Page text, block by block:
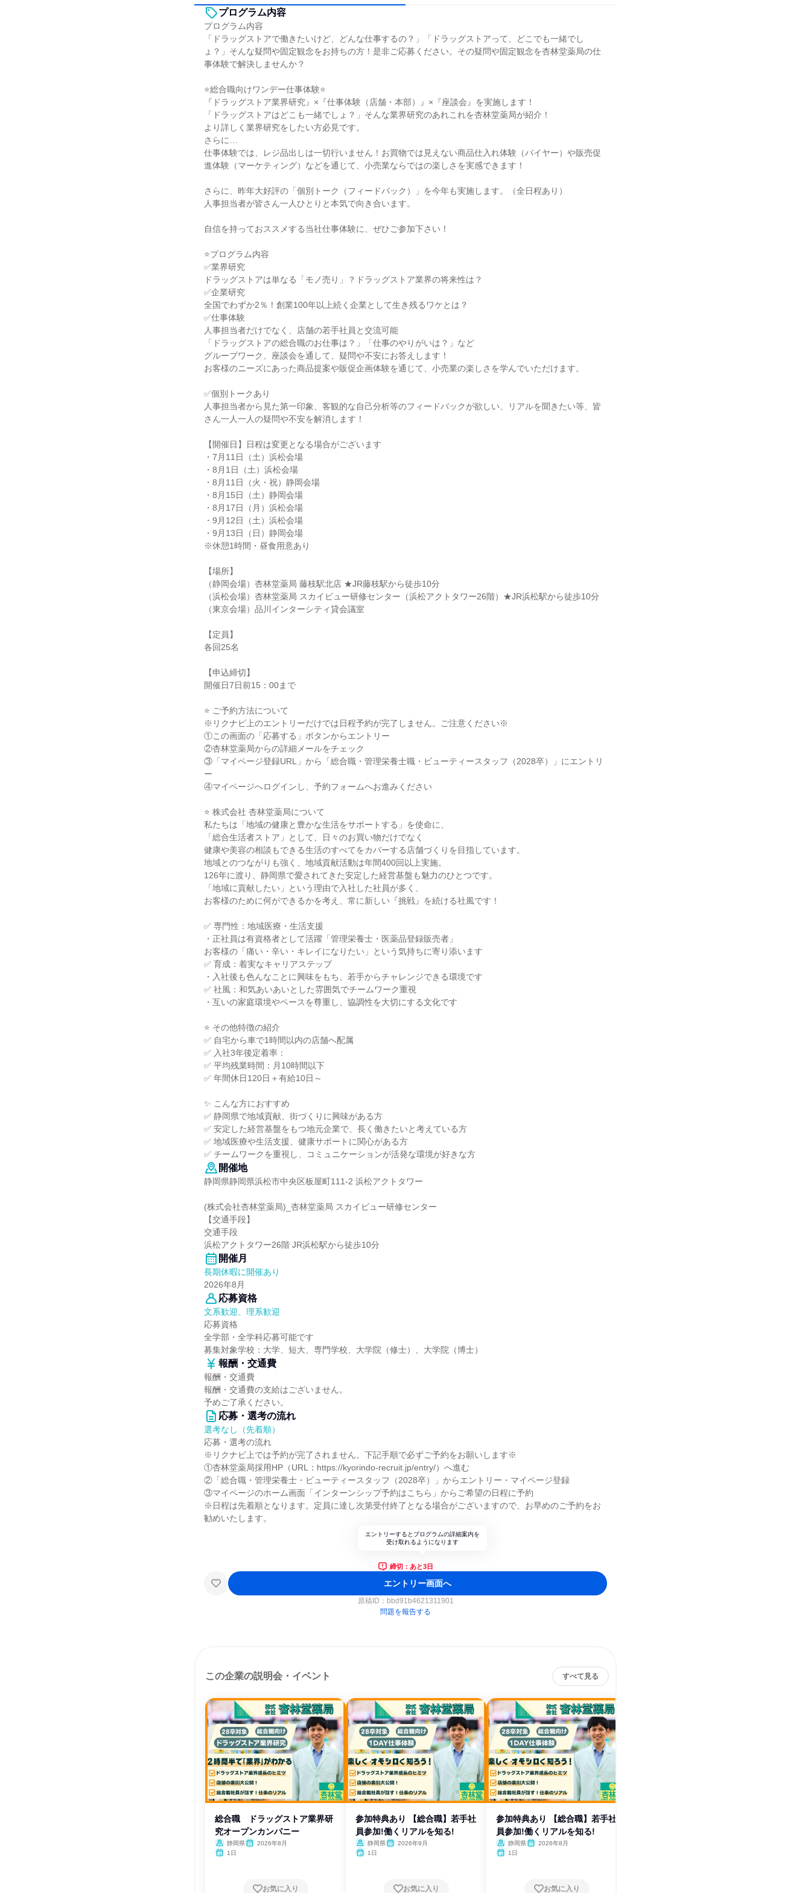
プログラム内容
プログラム内容
「ドラッグストアで働きたいけど、どんな仕事するの？」「ドラッグストアって、どこでも一緒でし
ょ？」そんな疑問や固定観念をお持ちの方！是非ご応募ください。その疑問や固定観念を杏林堂薬局の仕
事体験で解決しませんか？
⭐総合職向けワンデー仕事体験⭐
『ドラッグストア業界研究』×『仕事体験（店舗・本部）』×『座談会』を実施します！
「ドラッグストアはどこも一緒でしょ？」そんな業界研究のあれこれを杏林堂薬局が紹介！
より詳しく業界研究をしたい方必見です。
さらに…
仕事体験では、レジ品出しは一切行いません！お買物では見えない商品仕入れ体験（バイヤー）や販売促
進体験（マーケティング）などを通じて、小売業ならではの楽しさを実感できます！
さらに、昨年大好評の「個別トーク（フィードバック）」を今年も実施します。（全日程あり）
人事担当者が皆さん一人ひとりと本気で向き合います。
自信を持っておススメする当社仕事体験に、ぜひご参加下さい！
⭐プログラム内容
✅業界研究
ドラッグストアは単なる「モノ売り」？ドラッグストア業界の将来性は？
✅企業研究
全国でわずか2％！創業100年以上続く企業として生き残るワケとは？
✅仕事体験
人事担当者だけでなく、店舗の若手社員と交流可能
「ドラッグストアの総合職のお仕事は？」「仕事のやりがいは？」など
グループワーク、座談会を通して、疑問や不安にお答えします！
お客様のニーズにあった商品提案や販促企画体験を通じて、小売業の楽しさを学んでいただけます。
✅個別トークあり
人事担当者から見た第一印象、客観的な自己分析等のフィードバックが欲しい、リアルを聞きたい等、皆
さん一人一人の疑問や不安を解消します！
【開催日】日程は変更となる場合がございます
・7月11日（土）浜松会場
・8月1日（土）浜松会場
・8月11日（火・祝）静岡会場
・8月15日（土）静岡会場
・8月17日（月）浜松会場
・9月12日（土）浜松会場
・9月13日（日）静岡会場
※休憩1時間・昼食用意あり
【場所】
（静岡会場）杏林堂薬局 藤枝駅北店 ★JR藤枝駅から徒歩10分
（浜松会場）杏林堂薬局 スカイビュー研修センター（浜松アクトタワー26階）★JR浜松駅から徒歩10分
（東京会場）品川インターシティ貸会議室
【定員】
各回25名
【申込締切】
開催日7日前15：00まで
⭐ ご予約方法について
※リクナビ上のエントリーだけでは日程予約が完了しません。ご注意ください※
①この画面の「応募する」ボタンからエントリー
②杏林堂薬局からの詳細メールをチェック
③「マイページ登録URL」から「総合職・管理栄養士職・ビューティースタッフ（2028卒）」にエントリ
ー
④マイページへログインし、予約フォームへお進みください
⭐ 株式会社 杏林堂薬局について
私たちは「地域の健康と豊かな生活をサポートする」を使命に、
「総合生活者ストア」として、日々のお買い物だけでなく
健康や美容の相談もできる生活のすべてをカバーする店舗づくりを目指しています。
地域とのつながりも強く、地域貢献活動は年間400回以上実施。
126年に渡り、静岡県で愛されてきた安定した経営基盤も魅力のひとつです。
「地域に貢献したい」という理由で入社した社員が多く、
お客様のために何ができるかを考え、常に新しい『挑戦』を続ける社風です！
✅ 専門性：地域医療・生活支援
・正社員は有資格者として活躍「管理栄養士・医薬品登録販売者」
お客様の「痛い・辛い・キレイになりたい」という気持ちに寄り添います
✅ 育成：着実なキャリアステップ
・入社後も色んなことに興味をもち、若手からチャレンジできる環境です
✅ 社風：和気あいあいとした雰囲気でチームワーク重視
・互いの家庭環境やペースを尊重し、協調性を大切にする文化です
⭐ その他特徴の紹介
✅ 自宅から車で1時間以内の店舗へ配属
✅ 入社3年後定着率：
✅ 平均残業時間：月10時間以下
✅ 年間休日120日＋有給10日～
✨ こんな方におすすめ
✅ 静岡県で地域貢献、街づくりに興味がある方
✅ 安定した経営基盤をもつ地元企業で、長く働きたいと考えている方
✅ 地域医療や生活支援、健康サポートに関心がある方
✅ チームワークを重視し、コミュニケーションが活発な環境が好きな方
開催地
静岡県静岡県浜松市中央区板屋町111-2 浜松アクトタワー
(株式会社杏林堂薬局)_杏林堂薬局 スカイビュー研修センター
【交通手段】
交通手段
浜松アクトタワー26階 JR浜松駅から徒歩10分
開催月
長期休暇に開催あり
2026年8月
応募資格
文系歓迎、理系歓迎
応募資格
全学部・全学科応募可能です
募集対象学校：大学、短大、専門学校、大学院（修士）、大学院（博士）
報酬・交通費
報酬・交通費
報酬・交通費の支給はございません。
予めご了承ください。
応募・選考の流れ
選考なし（先着順）
応募・選考の流れ
※リクナビ上では予約が完了されません。下記手順で必ずご予約をお願いします※
①杏林堂薬局採用HP（URL：https://kyorindo-recruit.jp/entry/）へ進む
②「総合職・管理栄養士・ビューティースタッフ（2028卒）」からエントリー・マイページ登録
③マイページのホーム画面「インターンシップ予約はこちら」からご希望の日程に予約
※日程は先着順となります。定員に達し次第受付終了となる場合がございますので、お早めのご予約をお
勧めいたします。
エントリーするとプログラムの詳細案内を
受け取れるようになります
締切：あと3日
エントリー画面へ
原稿ID： bbd91b4621311901
問題を報告する
この企業の説明会・イベント すべて見る
総合職 ドラッグストア業界研
究オープンカンパニー
静岡県
2026年8月
1日
お気に入り
参加特典あり 【総合職】若手社
員参加!働くリアルを知る!
静岡県
2026年9月
1日
お気に入り
参加特典あり 【総合職】若手社
員参加!働くリアルを知る!
静岡県
2026年8月
1日
お気に入り